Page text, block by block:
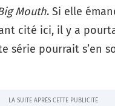
Mouth. Si elle
cité ici, il y a
série pourrait s’en